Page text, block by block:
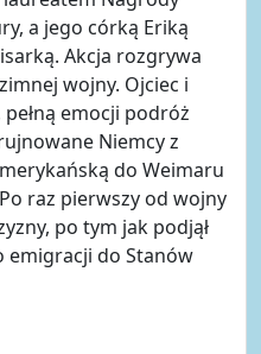
a jego córką Eriką
Akcja rozgrywa
wojny. Ojciec i
emocji podróż
Niemcy z
do Weimaru
raz pierwszy od wojny
po tym jak podjął
emigracji do Stanów